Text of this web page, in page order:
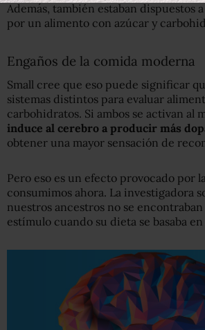
Además, también estaban dispuestos
por un alimento con azúcar y
Engaños de la comida moderna
Small cree que eso puede significar
sistemas distintos para evaluar
carbohidratos. Si ambos se activan al
induce al cerebro a producir más
obtener una mayor sensación de
Pero eso es un efecto provocado por
consumimos ahora. La investigadora
nuestros ancestros no se
estímulo cuando su dieta se basaba